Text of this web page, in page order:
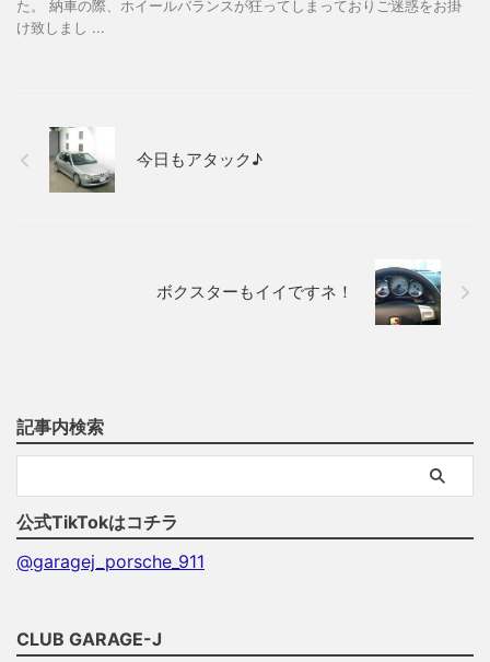
た。 納車の際、ホイールバランスが狂ってしまっておりご迷惑をお掛
け致しまし ...
今日もアタック♪
ボクスターもイイですネ！
記事内検索
公式TikTokはコチラ
@garagej_porsche_911
CLUB GARAGE-J